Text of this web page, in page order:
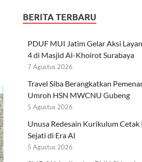
BERITA TERBARU
PDUF MUI Jatim Gelar Aksi
4 di Masjid Al-Khoirot Surabaya
7 Agustus 2026
Travel Siba Berangkatkan
Umroh HSN MWCNU Gubeng
5 Agustus 2026
Unusa Redesain Kurikulum Cetak
Sejati di Era AI
5 Agustus 2026